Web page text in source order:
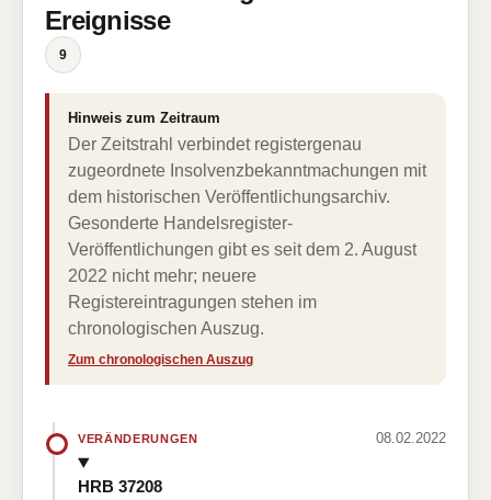
Ereignisse
9
Hinweis zum Zeitraum
Der Zeitstrahl verbindet registergenau
zugeordnete Insolvenzbekanntmachungen mit
dem historischen Veröffentlichungsarchiv.
Gesonderte Handelsregister-
Veröffentlichungen gibt es seit dem 2. August
2022 nicht mehr; neuere
Registereintragungen stehen im
chronologischen Auszug.
Zum chronologischen Auszug
VERÄNDERUNGEN 08.02.2022
HRB 37208